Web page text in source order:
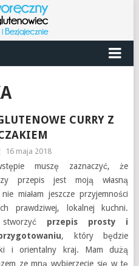
CURRY Z
16 maja 2018
muszę zaznaczyć, że
przepis jest moją własną
miałam jeszcze przyjemności
prawdziwej, lokalnej kuchni.
stworzyć przepis prosty i
, który będzie
i orientalny kraj. Mam dużą
ze mną wybierzecie się w tę